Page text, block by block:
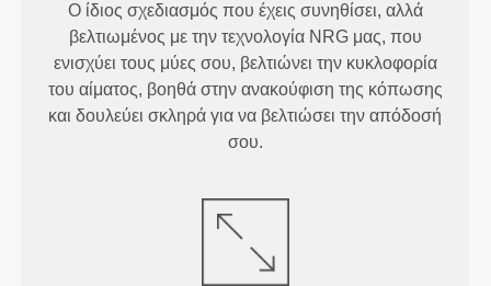
Ο ίδιος σχεδιασμός που έχεις συνηθίσει, αλλά
βελτιωμένος με την τεχνολογία NRG μας, που
ενισχύει τους μύες σου, βελτιώνει την κυκλοφορία
του αίματος, βοηθά στην ανακούφιση της κόπωσης
και δουλεύει σκληρά για να βελτιώσει την απόδοσή
σου.